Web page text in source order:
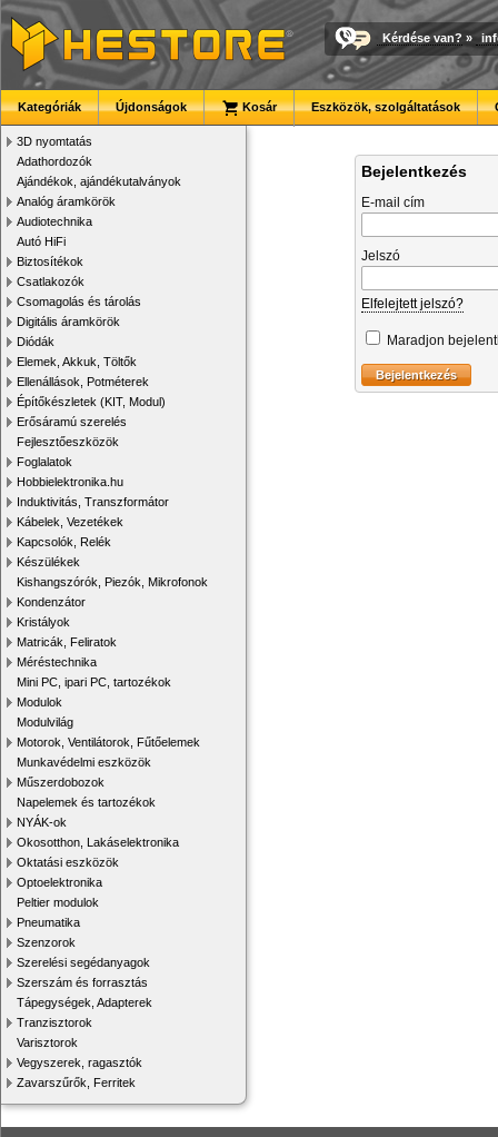
Kérdése van? »
Kategóriák Újdonságok Kosár Eszközök, szolgáltatások
3D nyomtatás
Adathordozók
Ajándékok, ajándékutalványok
Analóg áramkörök
Audiotechnika
Autó HiFi
Biztosítékok
Csatlakozók
Csomagolás és tárolás
Digitális áramkörök
Diódák
Elemek, Akkuk, Töltők
Ellenállások, Potméterek
Építőkészletek (KIT, Modul)
Erősáramú szerelés
Fejlesztőeszközök
Foglalatok
Hobbielektronika.hu
Induktivitás, Transzformátor
Kábelek, Vezetékek
Kapcsolók, Relék
Készülékek
Kishangszórók, Piezók, Mikrofonok
Kondenzátor
Kristályok
Matricák, Feliratok
Méréstechnika
Mini PC, ipari PC, tartozékok
Modulok
Modulvilág
Motorok, Ventilátorok, Fűtőelemek
Munkavédelmi eszközök
Műszerdobozok
Napelemek és tartozékok
NYÁK-ok
Okosotthon, Lakáselektronika
Oktatási eszközök
Optoelektronika
Peltier modulok
Pneumatika
Szenzorok
Szerelési segédanyagok
Szerszám és forrasztás
Tápegységek, Adapterek
Tranzisztorok
Varisztorok
Vegyszerek, ragasztók
Zavarszűrők, Ferritek
Bejelentkezés
E-mail cím
Jelszó
Elfelejtett jelszó?
Maradjon